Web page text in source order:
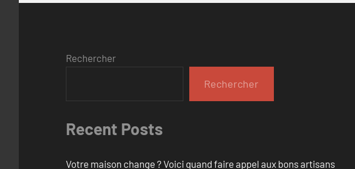
Rechercher
Rechercher
Recent Posts
Votre maison change ? Voici quand faire appel aux bons artisans